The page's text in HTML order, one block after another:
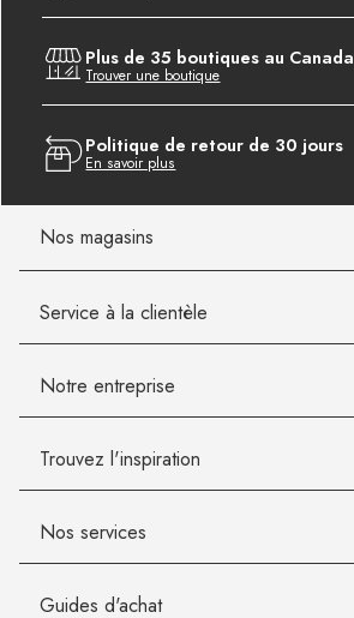
Plus de 35 boutiques au Canada
Trouver une boutique
Politique de retour de 30 jours
En savoir plus
Nos magasins
Service à la clientèle
Notre entreprise
Trouvez l'inspiration
Nos services
Guides d'achat